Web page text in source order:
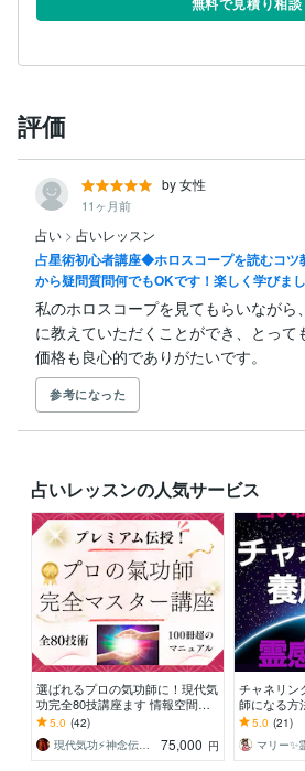
このご縁が、あなたの人生の新しい
評価
by 女性
11ヶ月前
占い > 占いレッスン
占星術初心者講座◆ホロスコープを読むコツ
から疑問質問何でもOKです！楽しく学びま
私のホロスコープを見てもらいながら
に教えていただくことができ、とって
価格も良心的でありがたいです。
参考になった
占いレッスンの人気サービス
選ばれるプロの気功師に！現代気
功完全80技講座ます 情報空間を
書き換えて気功の本質までわかる
100冊超のテキスト
5.0 (42)
現代気功⚡神念伝達師＠SHANTY巫香
75,000 円
チャネリ
師になる方
ー伝授◆す
ューできま
5.0 (21)